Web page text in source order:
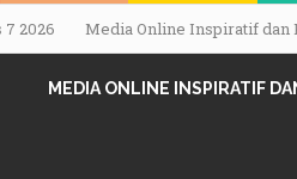
7 2026 Media Online Inspiratif
MEDIA ONLINE INSPIRATIF